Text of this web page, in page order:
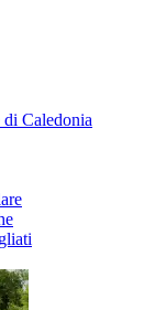
Caledonia